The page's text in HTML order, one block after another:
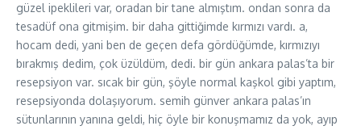
güzel ipeklileri var, oradan bir tane almıştım. ondan sonra da
tesadüf ona gitmişim. bir daha gittiğimde kırmızı vardı. a,
hocam dedi, yani ben de geçen defa gördüğümde, kırmızıyı
bırakmış dedim, çok üzüldüm, dedi. bir gün ankara palas’ta bir
resepsiyon var. sıcak bir gün, şöyle normal kaşkol gibi yaptım,
resepsiyonda dolaşıyorum. semih günver ankara palas’ın
sütunlarının yanına geldi, hiç öyle bir konuşmamız da yok, ayıp